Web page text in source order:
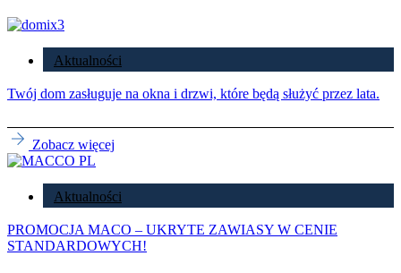
Aktualności
Twój dom zasługuje na okna i drzwi, które będą służyć przez lata.
Zobacz więcej
Aktualności
PROMOCJA MACO – UKRYTE ZAWIASY W CENIE
STANDARDOWYCH!